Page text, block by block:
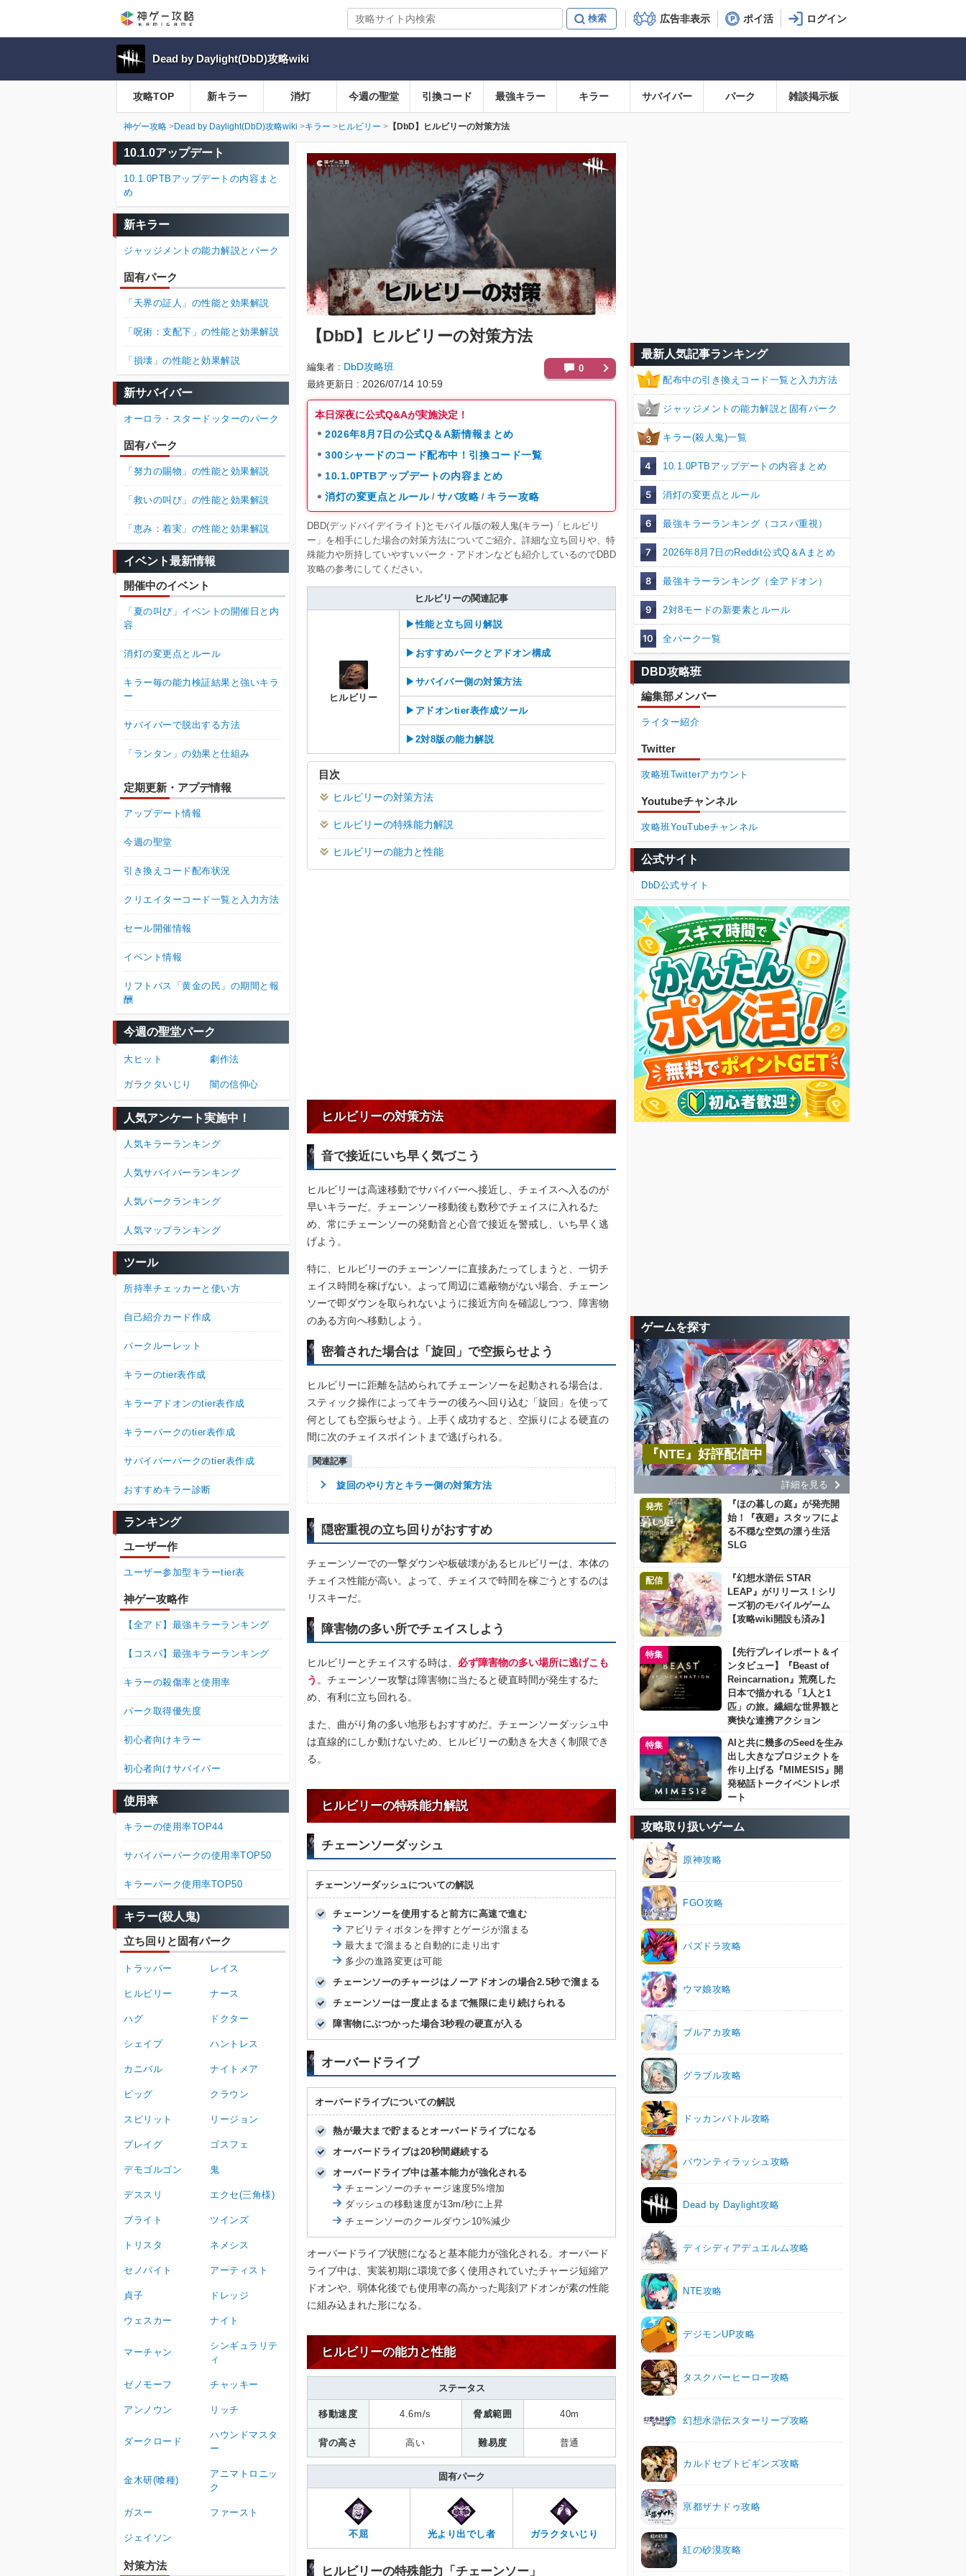
広告非表示 ポイ活
Dead by Daylight(DbD)攻略wiki
攻略TOP 新キラー 消灯 今週の聖堂 引換コード 最強キラー キラー サバイバー パーク 雑談掲示板
神ゲー攻略 Dead by Daylight(DbD)攻略wiki キラー ヒルビリー 【DbD】ヒルビリーの対策方法
【DbD】 ヒルビリーの対策方法
編集者 DbD攻略班
最終更新日 2026/07/14 10:59
0
本日深夜に公式Q&Aが実施決定！
2026年8月7日の公式Q＆A新情報まとめ
300シャードのコード配布中！引換コード一覧
10.1.0PTBアップデートの内容まとめ
消灯の変更点とルール / サバ攻略 / キラー攻略
DBD(デッドバイデイライト)とモバイル版の殺人鬼(キラー)「ヒルビリ
ー」を相手にした場合の対策方法についてご紹介。詳細な立ち回りや、特
殊能力や所持していやすいパーク・アドオンなども紹介しているのでDBD
攻略の参考にしてください。
ヒルビリーの関連記事
ヒルビリー
▶性能と立ち回り解説
▶おすすめパークとアドオン構成
▶サバイバー側の対策方法
▶アドオンtier表作成ツール
▶2対8版の能力解説
目次
ヒルビリーの対策方法
ヒルビリーの特殊能力解説
ヒルビリーの能力と性能
ヒルビリーの対策方法
音で接近にいち早く気づこう
ヒルビリーは高速移動でサバイバーへ接近し、チェイスへ入るのが
早いキラーだ。チェーンソー移動後も数秒でチェイスに入れるた
め、常にチェーンソーの発動音と心音で接近を警戒し、いち早く逃
げよう。
特に、ヒルビリーのチェーンソーに直接あたってしまうと、一切チ
ェイス時間を稼げない。よって周辺に遮蔽物がない場合、チェーン
ソーで即ダウンを取られないように接近方向を確認しつつ、障害物
のある方向へ移動しよう。
密着された場合は「旋回」で空振らせよう
ヒルビリーに距離を詰められてチェーンソーを起動される場合は、
スティック操作によってキラーの後ろへ回り込む「旋回」を使って
何としても空振らせよう。上手く成功すると、空振りによる硬直の
間に次のチェイスポイントまで逃げられる。
旋回のやり方とキラー側の対策方法
隠密重視の立ち回りがおすすめ
チェーンソーでの一撃ダウンや板破壊があるヒルビリーは、本体の
チェイス性能が高い。よって、チェイスで時間を稼ごうとするのは
リスキーだ。
障害物の多い所でチェイスしよう
ヒルビリーとチェイスする時は、 必ず障害物の多い場所に逃げこも
う 。チェーンソー攻撃は障害物に当たると硬直時間が発生するた
め、有利に立ち回れる。
また、曲がり角の多い地形もおすすめだ。チェーンソーダッシュ中
は直線的にしか動けないため、ヒルビリーの動きを大きく制限でき
る。
ヒルビリーの特殊能力解説
チェーンソーダッシュ
チェーンソーダッシュについての解説
チェーンソーを使用すると前方に高速で進む
アビリティボタンを押すとゲージが溜まる
最大まで溜まると自動的に走り出す
多少の進路変更は可能
チェーンソーのチャージはノーアドオンの場合2.5秒で溜まる
チェーンソーは一度止まるまで無限に走り続けられる
障害物にぶつかった場合3秒程の硬直が入る
オーバードライブ
オーバードライブについての解説
熱が最大まで貯まるとオーバードライブになる
オーバードライブは20秒間継続する
オーバードライブ中は基本能力が強化される
チェーンソーのチャージ速度5%増加
ダッシュの移動速度が13m/秒に上昇
チェーンソーのクールダウン10%減少
オーバードライブ状態になると基本能力が強化される。オーバード
ライブ中は、実装初期に環境で多く使用されていたチャージ短縮ア
ドオンや、弱体化後でも使用率の高かった彫刻アドオンが素の性能
に組み込まれた形になる。
ヒルビリーの能力と性能
ステータス
移動速度 4.6m/s 脅威範囲 40m
背の高さ 高い 難易度 普通
固有パーク
不屈 光より出でし者 ガラクタいじり
ヒルビリーの特殊能力「チェーンソー」
最新人気記事ランキング
1 配布中の引き換えコード一覧と入力方法
2 ジャッジメントの能力解説と固有パーク
3 キラー(殺人鬼)一覧
4 10.1.0PTBアップデートの内容まとめ
5 消灯の変更点とルール
6 最強キラーランキング（コスパ重視）
7 2026年8月7日のReddit公式Q＆Aまとめ
8 最強キラーランキング（全アドオン）
9 2対8モードの新要素とルール
10 全パーク一覧
DBD攻略班
編集部メンバー
ライター紹介
Twitter
攻略班Twitterアカウント
Youtubeチャンネル
攻略班YouTubeチャンネル
公式サイト
DbD公式サイト
ゲームを探す
『NTE』好評配信中
詳細を見る
発売
『ほの暮しの庭』が発売開
始！『夜廻』スタッフによ
る不穏な空気の漂う生活
SLG
配信
『幻想水滸伝 STAR
LEAP』がリリース！シリ
ーズ初のモバイルゲーム
【攻略wiki開設も済み】
特集
【先行プレイレポート＆イ
ンタビュー】『Beast of
Reincarnation』荒廃した
日本で描かれる「1人と1
匹」の旅。繊細な世界観と
爽快な連携アクション
特集
AIと共に幾多のSeedを生み
出し大きなプロジェクトを
作り上げる『MIMESIS』開
発秘話トークイベントレポ
ート
攻略取り扱いゲーム
原神攻略
FGO攻略
パズドラ攻略
ウマ娘攻略
ブルアカ攻略
グラブル攻略
ドッカンバトル攻略
バウンティラッシュ攻略
Dead by Daylight攻略
ディシディアデュエルム攻略
NTE攻略
デジモンUP攻略
タスクバーヒーロー攻略
幻想水滸伝スターリープ攻略
カルドセプトビギンズ攻略
亰都ザナドゥ攻略
紅の砂漠攻略
10.1.0アップデート
10.1.0PTBアップデートの内容まと
め
新キラー
ジャッジメントの能力解説とパーク
固有パーク
「天界の証人」の性能と効果解説
「呪術：支配下」の性能と効果解説
「損壊」の性能と効果解説
新サバイバー
オーロラ・スタードッターのパーク
固有パーク
「努力の賜物」の性能と効果解説
「救いの叫び」の性能と効果解説
「恵み：着実」の性能と効果解説
イベント最新情報
開催中のイベント
「夏の叫び」イベントの開催日と内
容
消灯の変更点とルール
キラー毎の能力検証結果と強いキラ
ー
サバイバーで脱出する方法
「ランタン」の効果と仕組み
定期更新・アプデ情報
アップデート情報
今週の聖堂
引き換えコード配布状況
クリエイターコード一覧と入力方法
セール開催情報
イベント情報
リフトパス「黄金の民」の期間と報
酬
今週の聖堂パーク
大ヒット 劇作法
ガラクタいじり 闇の信仰心
人気アンケート実施中！
人気キラーランキング
人気サバイバーランキング
人気パークランキング
人気マップランキング
ツール
所持率チェッカーと使い方
自己紹介カード作成
パークルーレット
キラーのtier表作成
キラーアドオンのtier表作成
キラーパークのtier表作成
サバイバーパークのtier表作成
おすすめキラー診断
ランキング
ユーザー作
ユーザー参加型キラーtier表
神ゲー攻略作
【全アド】最強キラーランキング
【コスパ】最強キラーランキング
キラーの殺傷率と使用率
パーク取得優先度
初心者向けキラー
初心者向けサバイバー
使用率
キラーの使用率TOP44
サバイバーパークの使用率TOP50
キラーパーク使用率TOP50
キラー(殺人鬼)
立ち回りと固有パーク
トラッパー レイス
ヒルビリー ナース
ハグ ドクター
シェイプ ハントレス
カニバル ナイトメア
ピッグ クラウン
スピリット リージョン
プレイグ ゴスフェ
デモゴルゴン 鬼
デススリ エクセ(三角様)
ブライト ツインズ
トリスタ ネメシス
セノバイト アーティスト
貞子 ドレッジ
ウェスカー ナイト
マーチャン
シンギュラリテ
ィ
ゼノモーフ チャッキー
アンノウン リッチ
ダークロード
ハウンドマスタ
ー
金木研(喰種)
アニマトロニッ
ク
ガスー ファースト
ジェイソン
対策方法